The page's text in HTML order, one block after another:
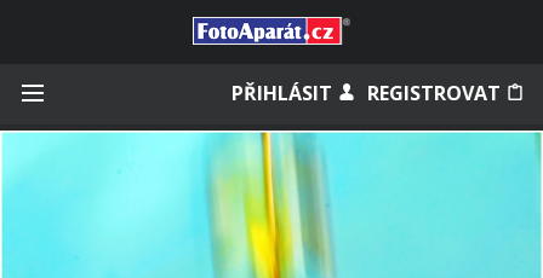
PŘIHLÁSIT REGISTROVAT
Zapamatovat